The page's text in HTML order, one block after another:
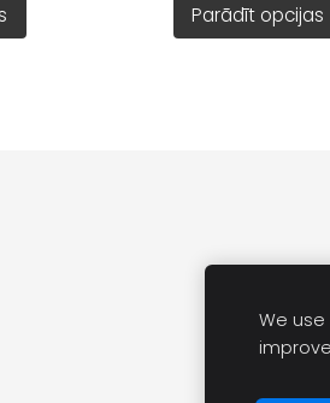
Parādīt opcijas
We